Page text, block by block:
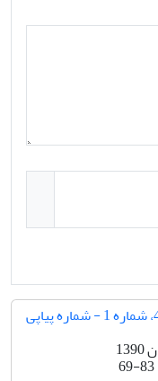
دوره 4، شماره 1 - شماره پیاپی
69-83